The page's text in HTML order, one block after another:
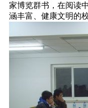
家博览群书，在阅读
涵丰富、健康文明的